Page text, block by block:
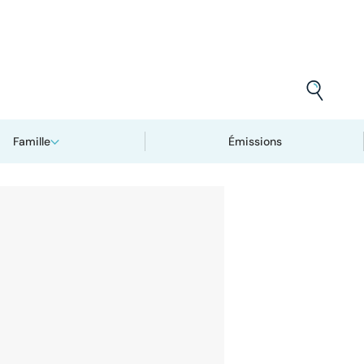
Famille Émissions